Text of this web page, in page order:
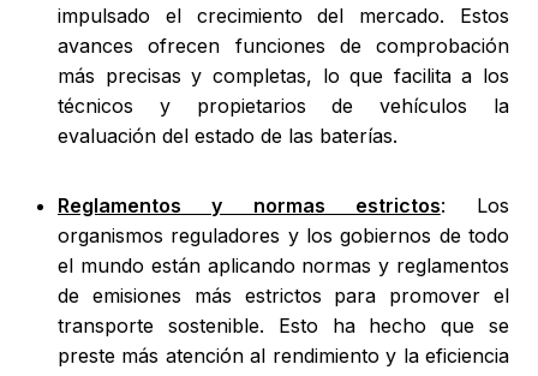
impulsado el crecimiento del mercado. Estos
avances ofrecen funciones de comprobación
más precisas y completas, lo que facilita a los
técnicos y propietarios de vehículos la
evaluación del estado de las baterías.
Reglamentos y normas estrictos: Los
organismos reguladores y los gobiernos de todo
el mundo están aplicando normas y reglamentos
de emisiones más estrictos para promover el
transporte sostenible. Esto ha hecho que se
preste más atención al rendimiento y la eficiencia